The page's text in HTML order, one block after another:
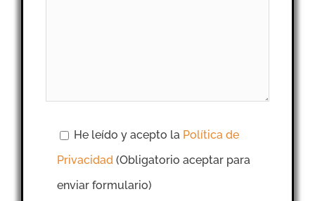
He leído y acepto la Política de
Privacidad (Obligatorio aceptar para
enviar formulario)